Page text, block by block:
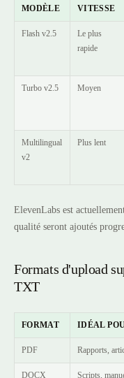
MODÈLE VITESSE
Flash v2.5
Le plus
rapide
Turbo v2.5 Moyen
Multilingual
v2
Plus lent
ElevenLabs est
qualité seront ajoutés
Formats d'upload
TXT
FORMAT IDÉAL
PDF Rapports,
DOCX Scripts,